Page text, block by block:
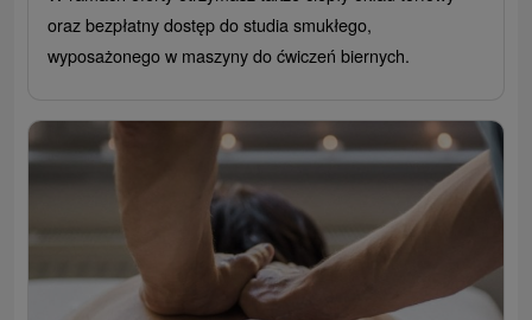
oraz bezpłatny dostęp do studia smukłego,
wyposażonego w maszyny do ćwiczeń biernych.